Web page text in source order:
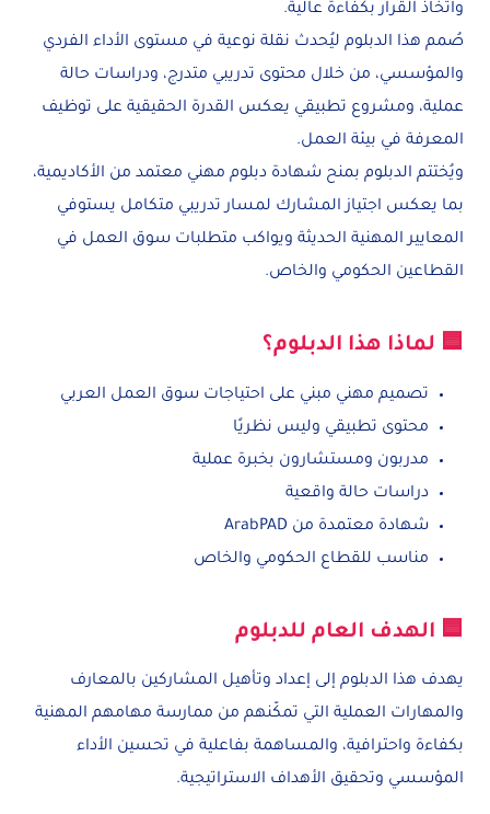
واتخاذ القرار بكفاءة عالية.
صُمم هذا الدبلوم ليُحدث نقلة نوعية في مستوى الأداء الفردي
والمؤسسي، من خلال محتوى تدريبي متدرج، ودراسات حالة
عملية، ومشروع تطبيقي يعكس القدرة الحقيقية على توظيف
المعرفة في بيئة العمل.
ويُختتم الدبلوم بمنح شهادة دبلوم مهني معتمد من الأكاديمية،
بما يعكس اجتياز المشارك لمسار تدريبي متكامل يستوفي
المعايير المهنية الحديثة ويواكب متطلبات سوق العمل في
القطاعين الحكومي والخاص.
🟦 لماذا هذا الدبلوم؟
تصميم مهني مبني على احتياجات سوق العمل العربي
محتوى تطبيقي وليس نظريًا
مدربون ومستشارون بخبرة عملية
دراسات حالة واقعية
شهادة معتمدة من ArabPAD
مناسب للقطاع الحكومي والخاص
🟦 الهدف العام للدبلوم
يهدف هذا الدبلوم إلى إعداد وتأهيل المشاركين بالمعارف
والمهارات العملية التي تمكّنهم من ممارسة مهامهم المهنية
بكفاءة واحترافية، والمساهمة بفاعلية في تحسين الأداء
المؤسسي وتحقيق الأهداف الاستراتيجية.